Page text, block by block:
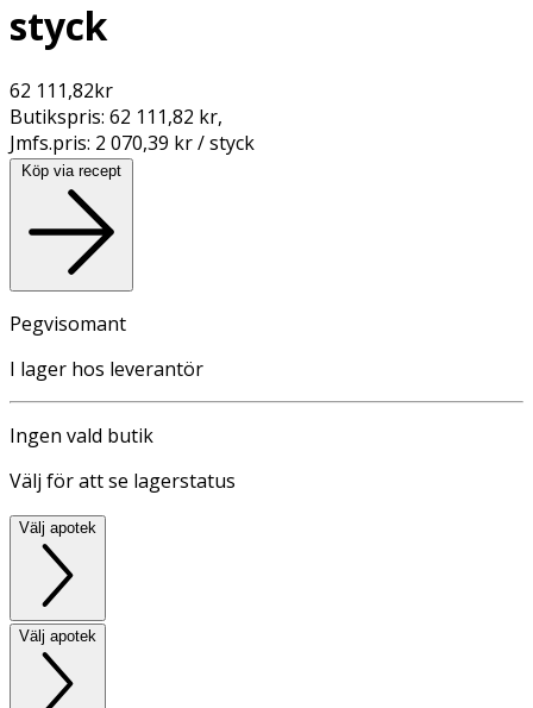
styck
62 111,82kr
Butikspris: 62 111,82 kr,
Jmfs.pris: 2 070,39 kr / styck
Köp via recept
Pegvisomant
I lager hos leverantör
Ingen vald butik
Välj för att se lagerstatus
Välj apotek
Välj apotek